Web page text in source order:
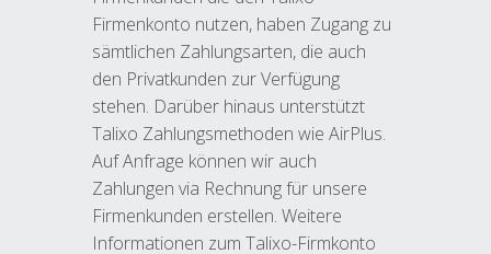
Firmenkonto nutzen, haben Zugang zu
sämtlichen Zahlungsarten, die auch
den Privatkunden zur Verfügung
stehen. Darüber hinaus unterstützt
Talixo Zahlungsmethoden wie AirPlus.
Auf Anfrage können wir auch
Zahlungen via Rechnung für unsere
Firmenkunden erstellen. Weitere
Informationen zum Talixo-Firmkonto